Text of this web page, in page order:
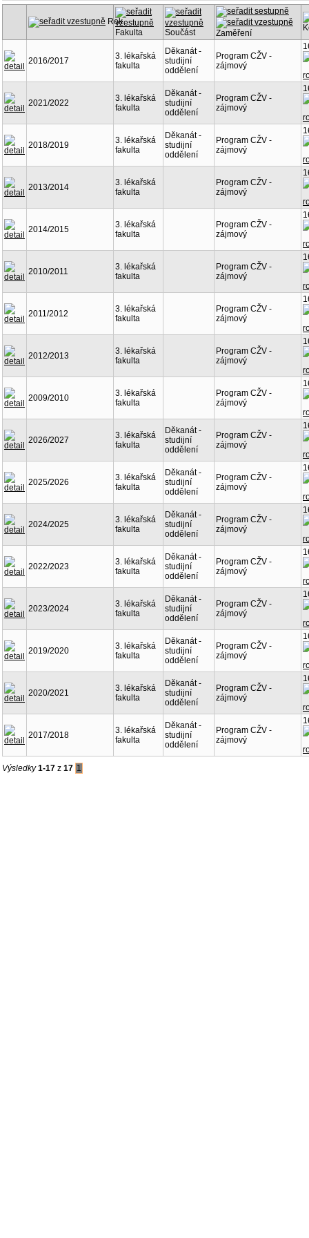
Rok
Fakulta
Součást Zaměření
2016/2017
3. lékařská
fakulta
Děkanát -
studijní
oddělení
Program CŽV -
zájmový
2021/2022
3. lékařská
fakulta
Děkanát -
studijní
oddělení
Program CŽV -
zájmový
2018/2019
3. lékařská
fakulta
Děkanát -
studijní
oddělení
Program CŽV -
zájmový
2013/2014
3. lékařská
fakulta
Program CŽV -
zájmový
2014/2015
3. lékařská
fakulta
Program CŽV -
zájmový
2010/2011
3. lékařská
fakulta
Program CŽV -
zájmový
2011/2012
3. lékařská
fakulta
Program CŽV -
zájmový
2012/2013
3. lékařská
fakulta
Program CŽV -
zájmový
2009/2010
3. lékařská
fakulta
Program CŽV -
zájmový
2026/2027
3. lékařská
fakulta
Děkanát -
studijní
oddělení
Program CŽV -
zájmový
2025/2026
3. lékařská
fakulta
Děkanát -
studijní
oddělení
Program CŽV -
zájmový
2024/2025
3. lékařská
fakulta
Děkanát -
studijní
oddělení
Program CŽV -
zájmový
2022/2023
3. lékařská
fakulta
Děkanát -
studijní
oddělení
Program CŽV -
zájmový
2023/2024
3. lékařská
fakulta
Děkanát -
studijní
oddělení
Program CŽV -
zájmový
2019/2020
3. lékařská
fakulta
Děkanát -
studijní
oddělení
Program CŽV -
zájmový
2020/2021
3. lékařská
fakulta
Děkanát -
studijní
oddělení
Program CŽV -
zájmový
2017/2018
3. lékařská
fakulta
Děkanát -
studijní
oddělení
Program CŽV -
zájmový
Výsledky1-17 z 17 1